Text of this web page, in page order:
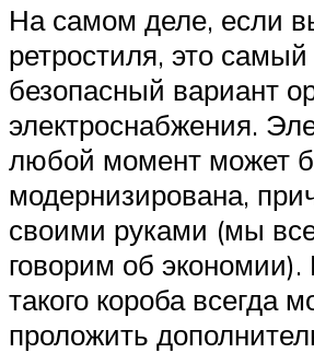
На самом деле, если
ретростиля, это
безопасный вариант
электроснабжения.
любой момент может
модернизирована,
своими руками (мы
говорим об экономии).
такого короба всегда
проложить